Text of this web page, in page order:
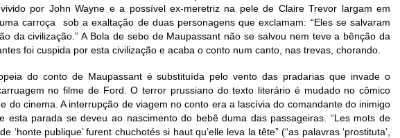
por John Wayne e a possível ex-meretriz na pele de Claire Trevor largam em
carroça sob a exaltação de duas personagens que exclamam: “Eles se salvaram
da civilização.” A Bola de sebo de Maupassant não se salvou nem teve a bênção da
foi cuspida por esta civilização e acaba o conto num canto, nas trevas, chorando.
do conto de Maupassant é substituída pelo vento das pradarias que invade o
no filme de Ford. O terror prussiano do texto literário é mudado no cômico
do cinema. A interrupção de viagem no conto era a lascívia do comandante do inimigo
esta parada se deveu ao nascimento do bebê duma das passageiras. “Les mots de
de ‘honte publique’ furent chuchotés si haut qu’elle leva la tête” (“as palavras ‘prostituta’,